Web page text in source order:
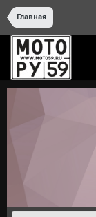
Главная